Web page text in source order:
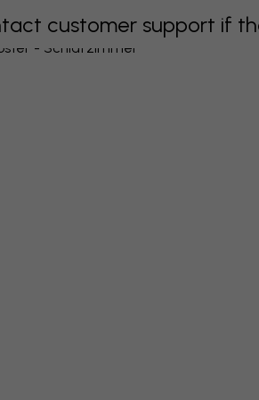
customer support if